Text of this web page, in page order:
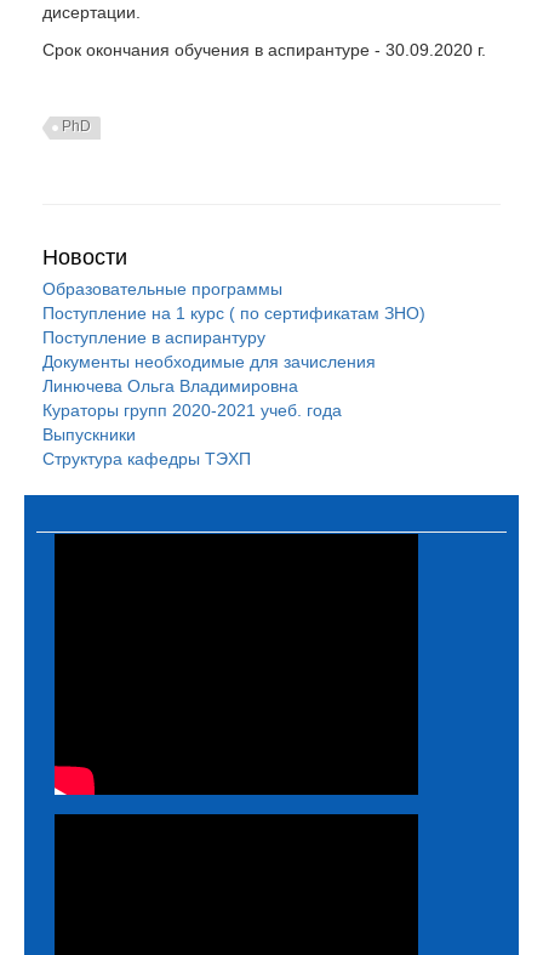
дисертации.
Срок окончания обучения в аспирантуре - 30.09.2020 г.
PhD
Новости
Образовательные программы
Поступление на 1 курс ( по сертификатам ЗНО)
Поступление в аспирантуру
Документы необходимые для зачисления
Линючева Ольга Владимировна
Кураторы групп 2020-2021 учеб. года
Выпускники
Структура кафедры ТЭХП